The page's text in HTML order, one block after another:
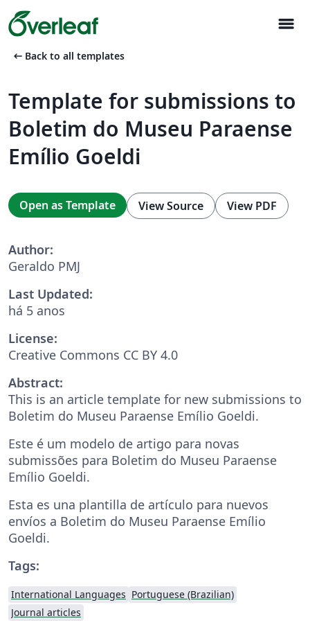
menu
arrow_left_alt Back to all templates
Template for submissions to
Boletim do Museu Paraense
Emílio Goeldi
Open as Template View Source View PDF
Author:
Geraldo PMJ
Last Updated:
há 5 anos
License:
Creative Commons CC BY 4.0
Abstract:
This is an article template for new submissions to
Boletim do Museu Paraense Emílio Goeldi.
Este é um modelo de artigo para novas
submissões para Boletim do Museu Paraense
Emílio Goeldi.
Esta es una plantilla de artículo para nuevos
envíos a Boletim do Museu Paraense Emílio
Goeldi.
Tags:
International Languages Portuguese (Brazilian)
Journal articles